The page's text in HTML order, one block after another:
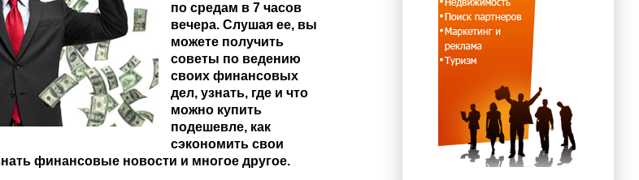
по средам в 7 часов
вечера. Слушая ее, вы
можете получить
советы по ведению
своих финансовых
дел, узнать, где и что
можно купить
подешевле, как
сэкономить свои
финансовые новости и многое другое.